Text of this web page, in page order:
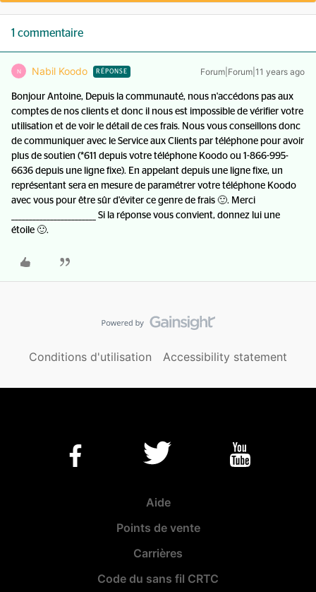
1 commentaire
N Nabil Koodo RÉPONSE Forum|Forum|11 years ago
Bonjour Antoine, Depuis la communauté, nous n'accédons pas aux
comptes de nos clients et donc il nous est impossible de vérifier votre
utilisation et de voir le détail de ces frais. Nous vous conseillons donc
de communiquer avec le Service aux Clients par téléphone pour avoir
plus de soutien (*611 depuis votre téléphone Koodo ou 1-866-995-
6636 depuis une ligne fixe). En appelant depuis une ligne fixe, un
représentant sera en mesure de paramétrer votre téléphone Koodo
avec vous pour être sûr d'éviter ce genre de frais 🙂. Merci
________________________ Si la réponse vous convient, donnez lui une
étoile 🙂.
Conditions d'utilisation Accessibility statement
Aide
Points de vente
Carrières
Code du sans fil CRTC